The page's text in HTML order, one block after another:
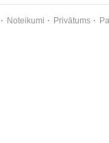
Noteikumi Privātums